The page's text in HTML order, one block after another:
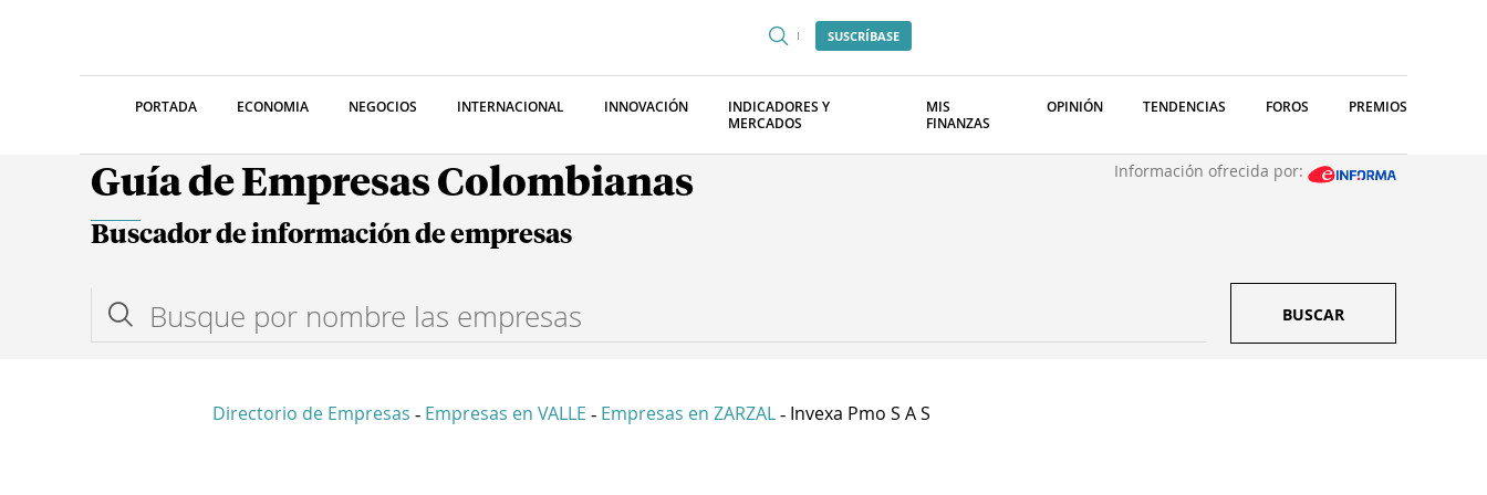
SUSCRÍBASE
PORTADA ECONOMIA NEGOCIOS INTERNACIONAL INNOVACIÓN
INDICADORES Y
MERCADOS
MIS
FINANZAS
OPINIÓN TENDENCIAS FOROS PREMIOS
Guía de Empresas Colombianas Información ofrecida por:
Buscador de información de empresas
BUSCAR
Directorio de Empresas - Empresas en VALLE - Empresas en ZARZAL - Invexa Pmo S A S